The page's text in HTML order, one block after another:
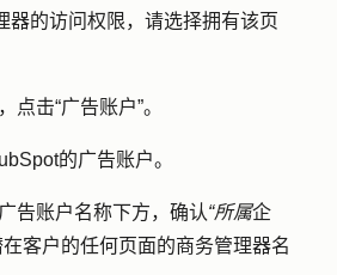
器的访问权限，请选择拥有该页
点击“广告账户”。
的广告账户。
告账户名称下方，确认“所属企
客户的任何页面的商务管理器名